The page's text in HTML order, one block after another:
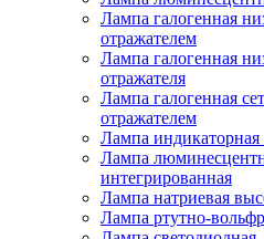
Лампа галогенная
отражателем
Лампа галогенная
отражателя
Лампа галогенная
отражателем
Лампа индикаторная
Лампа
интегрированная
Лампа натриевая
Лампа ртутно-